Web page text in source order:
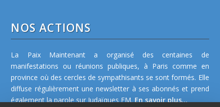
NOS ACTIONS
La Paix Maintenant a organisé des centaines de
manifestations ou réunions publiques, à Paris comme en
province où des cercles de sympathisants se sont formés. Elle
diffuse régulièrement une newsletter à ses abonnés et prend
également la parole sur Judaïques FM.En savoir plus...